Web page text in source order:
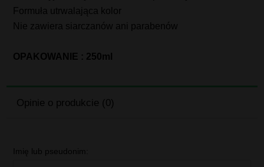
Formuła utrwalająca kolor
Nie zawiera siarczanów ani parabenów
OPAKOWANIE : 250ml
Opinie o produkcie (0)
Imię lub pseudonim: